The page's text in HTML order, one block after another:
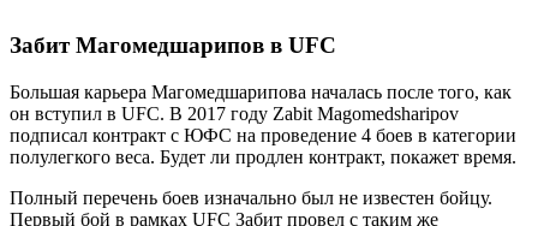
Забит Магомедшарипов в UFC
Большая карьера Магомедшарипова началась после того, как
он вступил в UFC. В 2017 году Zabit Magomedsharipov
подписал контракт с ЮФС на проведение 4 боев в категории
полулегкого веса. Будет ли продлен контракт, покажет время.
Полный перечень боев изначально был не известен бойцу.
Первый бой в рамках UFC Забит провел с таким же